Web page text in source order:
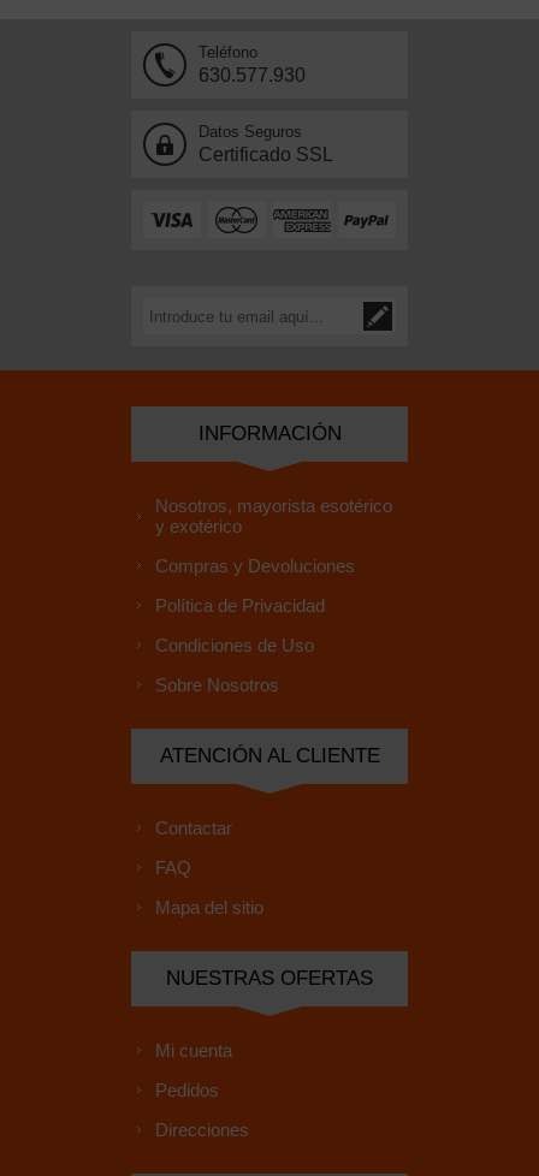
Teléfono
630.577.930
Datos Seguros
Certificado SSL
INFORMACIÓN
Nosotros, mayorista esotérico
y exotérico
Compras y Devoluciones
Política de Privacidad
Condiciones de Uso
Sobre Nosotros
ATENCIÓN AL CLIENTE
Contactar
FAQ
Mapa del sitio
NUESTRAS OFERTAS
Mi cuenta
Pedidos
Direcciones